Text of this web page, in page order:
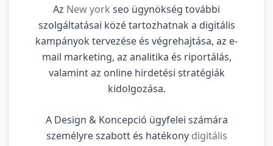
Az New york seo ügynökség további
szolgáltatásai közé tartozhatnak a digitális
kampányok tervezése és végrehajtása, az e-
mail marketing, az analitika és riportálás,
valamint az online hirdetési stratégiák
kidolgozása.
A Design & Koncepció ügyfelei számára
személyre szabott és hatékony digitális